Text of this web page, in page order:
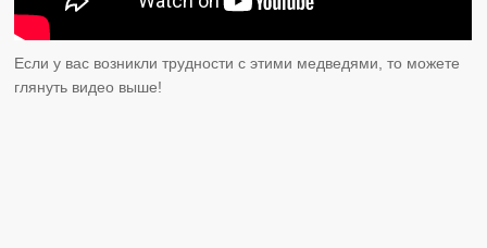
Если у вас возникли трудности с этими медведями, то можете
глянуть видео выше!